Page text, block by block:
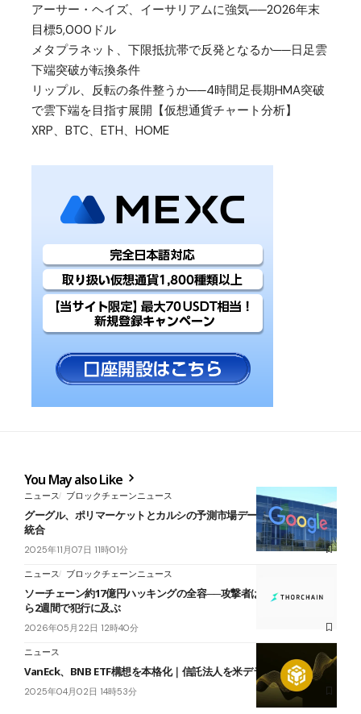
アーサー・ヘイズ、イーサリアムに強気──2026年末
目標5,000ドル
メタプラネット、下限抵抗帯で反発となるか──日足雲
下端突破が転換条件
リップル、反転の条件整うか──4時間足長期HMA突破
で雲下端を目指す展開【仮想通貨チャート分析】
XRP、BTC、ETH、HOME
You May also Like
ニュース ブロックチェーンニュース
グーグル、ポリマーケットとカルシの予測市場データを検索結果に
統合
2025年11月07日 11時01分
ニュース ブロックチェーンニュース
ソーチェーン約17億円ハッキングの全容──攻撃者はDiscord参加か
ら2週間で犯行に及ぶ
2026年05月22日 12時40分
ニュース
VanEck、BNB ETF構想を本格化｜信託法人を米デラウェア州に登録
2025年04月02日 14時53分